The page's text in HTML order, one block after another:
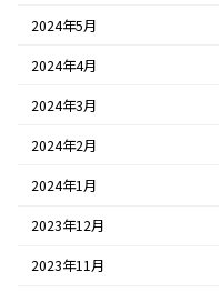
2024年5月
2024年4月
2024年3月
2024年2月
2024年1月
2023年12月
2023年11月